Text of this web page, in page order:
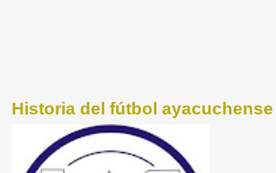
Historia del fútbol ayacuchense